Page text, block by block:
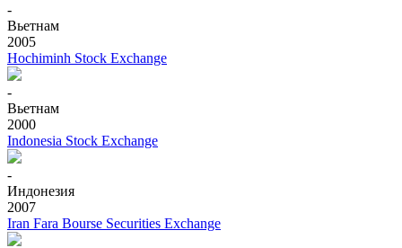
-
Вьетнам
2005
Hochiminh Stock Exchange
-
Вьетнам
2000
Indonesia Stock Exchange
-
Индонезия
2007
Iran Fara Bourse Securities Exchange